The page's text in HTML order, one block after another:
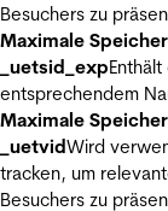
Besuchers zu
Maximale
_uetsid_exp
entsprechendem
Maximale
_uetvidWird
tracken, um
Besuchers zu